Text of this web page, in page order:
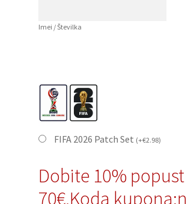
Imei / Številka
FIFA 2026 Patch Set (+€2.98)
Dobite 10%
70€,Koda